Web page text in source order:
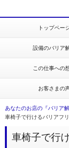
トップペー
設備のバリア
この仕事への
お客さまの
あなたのお店の『バリア
車椅子で行けるバリアフ
車椅子で行